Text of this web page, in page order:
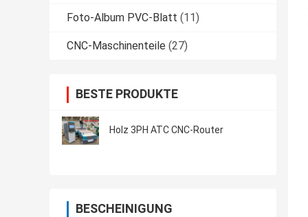
Foto-Album PVC-Blatt (11)
CNC-Maschinenteile (27)
BESTE PRODUKTE
Holz 3PH ATC CNC-Router
BESCHEINIGUNG